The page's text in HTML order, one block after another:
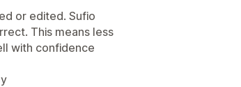
or edited. Sufio
This means less
with confidence